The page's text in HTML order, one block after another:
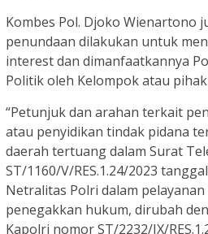
Kombes Pol. Djoko Wienartono
penundaan dilakukan untuk
interest dan dimanfaatkannya
Politik oleh Kelompok atau
“Petunjuk dan arahan terkait
atau penyidikan tindak pidana
daerah tertuang dalam Surat
ST/1160/V/RES.1.24/2023
Netralitas Polri dalam
penegakkan hukum, dirubah
Kapolri nomor ST/2232/IX/